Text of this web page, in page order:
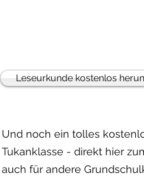
Leseurkunde kostenlos
Und noch ein tolles
Tukanklasse - direkt hier
auch für andere